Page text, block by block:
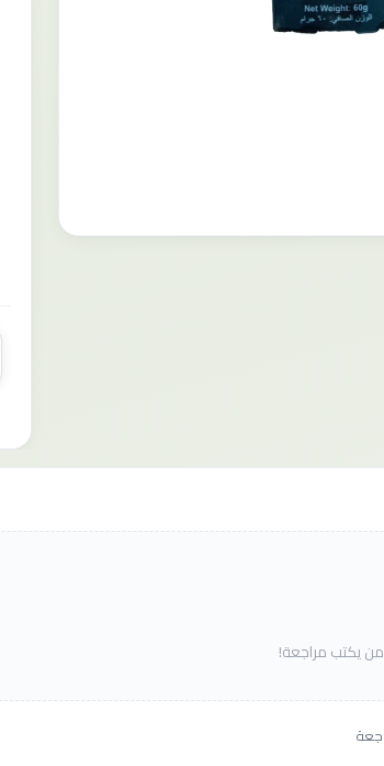
يكتب مراجعة!